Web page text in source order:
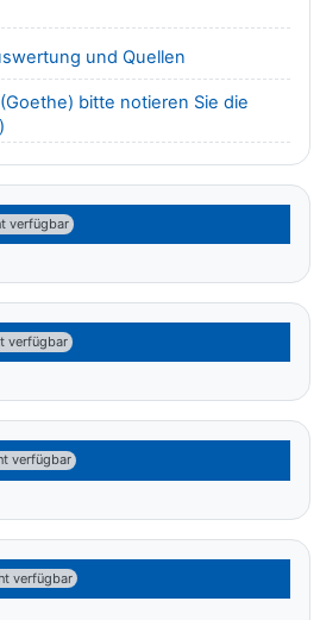
und Quellen
bitte notieren Sie die
verfügbar
verfügbar
verfügbar
verfügbar